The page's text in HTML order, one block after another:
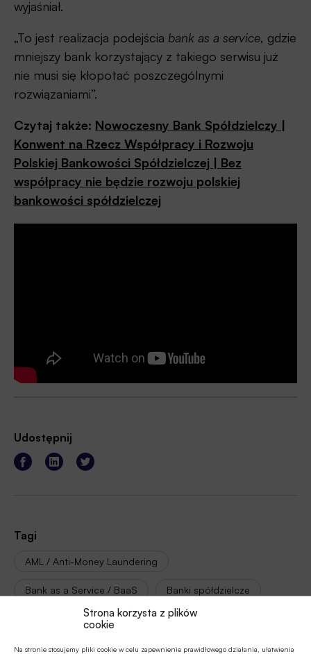
Strona korzysta z plików
cookie
Na stronie stosujemy pliki cookie w celu zapewnienie prawidłowego działania, ułatwienia
wyjaśniał.
„To jest realizacja podejścia bank as a service, gdzie
mniejszy bank korzystający z takiego serwisu już
nie musi się kłopotać poszczególnymi
rozwiązaniami”.
Czytaj także: Nowoczesny Bank Spółdzielczy |
Konwent na Rzecz Współpracy i Rozwoju
Polskiej Bankowości Spółdzielczej | Bez
współpracy nie będzie rozwoju polskiej
bankowości spółdzielczej
Udostępnij
Tagi
AML / Anti-Money Laundering
Bank as a Service / BaaS Banki spółdzielcze
Bankowość spółdzielcza Błażej Mika
Chmura DORA / Digital Operational Resilience Act